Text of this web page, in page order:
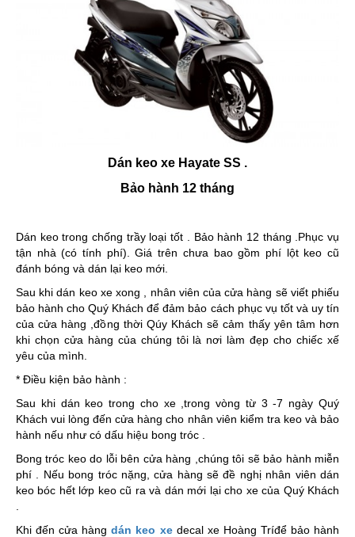
Dán keo xe Hayate SS .
Bảo hành 12 tháng
Dán keo trong chống trầy loại tốt . Bảo hành 12 tháng .Phục vụ
tận nhà (có tính phí). Giá trên chưa bao gồm phí lột keo cũ
đánh bóng và dán lại keo mới.
Sau khi dán keo xe xong , nhân viên của cửa hàng sẽ viết phiếu
bảo hành cho Quý Khách để đảm bảo cách phục vụ tốt và uy tín
của cửa hàng ,đồng thời Qúy Khách sẽ cảm thấy yên tâm hơn
khi chọn cửa hàng của chúng tôi là nơi làm đẹp cho chiếc xế
yêu của mình.
* Điều kiện bảo hành :
Sau khi dán keo trong cho xe ,trong vòng từ 3 -7 ngày Quý
Khách vui lòng đến cửa hàng cho nhân viên kiểm tra keo và bảo
hành nếu như có dấu hiệu bong tróc .
Bong tróc keo do lỗi bên cửa hàng ,chúng tôi sẽ bảo hành miễn
phí . Nếu bong tróc nặng, cửa hàng sẽ đề nghị nhân viên dán
keo bóc hết lớp keo cũ ra và dán mới lại cho xe của Quý Khách
Khi đến cửa hàngdán keo xedecal xe Hoàng Tríđể bảo hành